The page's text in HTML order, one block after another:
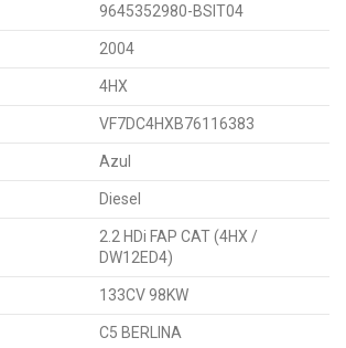
9645352980-BSIT04
2004
4HX
VF7DC4HXB76116383
Azul
Diesel
2.2 HDi FAP CAT (4HX /
DW12ED4)
133CV 98KW
C5 BERLINA